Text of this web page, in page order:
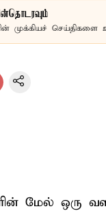
முக்கியச் செய்திகளை
மேல் ஒரு